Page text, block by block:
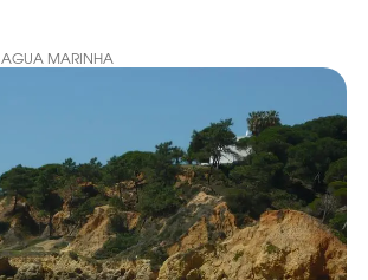
AGUA MARINHA